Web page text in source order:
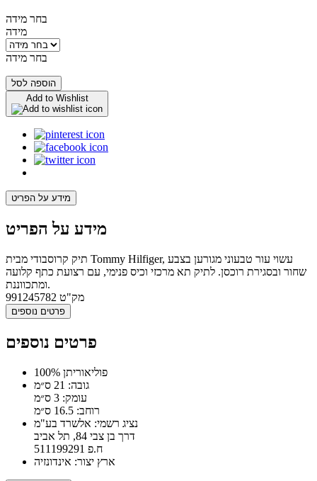
בחר מידה
מידה
בחר מידה
הוספה לסל
Add to Wishlist
מידע על הפריט
מידע על הפריט
תיק קרוסבודי מבית Tommy Hilfiger, עשוי עור טבעוני מגורען בצבע
שחור ובסגירת רוכסן. לתיק תא מרכזי וכיס פנימי, עם רצועת כתף קלועה
ומתכווננת.
מק"ט 991245782
פרטים נוספים
פרטים נוספים
100% פוליאוריתן
גובה: 21 ס״מ
עומק: 3 ס״מ
רוחב: 16.5 ס״מ
נציג רשמי: אלשרד בע"מ
דרך בן צבי 84, תל אביב
ח.פ 511199291
ארץ יצור: אינדונזיה